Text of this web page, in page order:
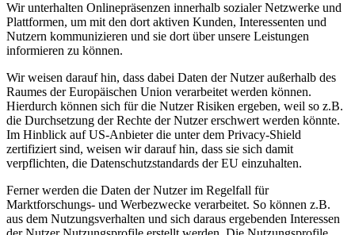
Wir unterhalten Onlinepräsenzen innerhalb sozialer Netzwerke und
Plattformen, um mit den dort aktiven Kunden, Interessenten und
Nutzern kommunizieren und sie dort über unsere Leistungen
informieren zu können.
Wir weisen darauf hin, dass dabei Daten der Nutzer außerhalb des
Raumes der Europäischen Union verarbeitet werden können.
Hierdurch können sich für die Nutzer Risiken ergeben, weil so z.B.
die Durchsetzung der Rechte der Nutzer erschwert werden könnte.
Im Hinblick auf US-Anbieter die unter dem Privacy-Shield
zertifiziert sind, weisen wir darauf hin, dass sie sich damit
verpflichten, die Datenschutzstandards der EU einzuhalten.
Ferner werden die Daten der Nutzer im Regelfall für
Marktforschungs- und Werbezwecke verarbeitet. So können z.B.
aus dem Nutzungsverhalten und sich daraus ergebenden Interessen